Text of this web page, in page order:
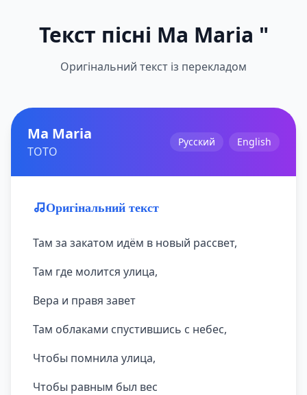
Текст пісні Ma Maria "
Оригінальний текст із перекладом
Ma Maria
TOTO
Русский English
Оригінальний текст
Там за закатом идём в новый рассвет,
Там где молится улица,
Вера и правя завет
Там облаками спустившись с небес,
Чтобы помнила улица,
Чтобы равным был вес